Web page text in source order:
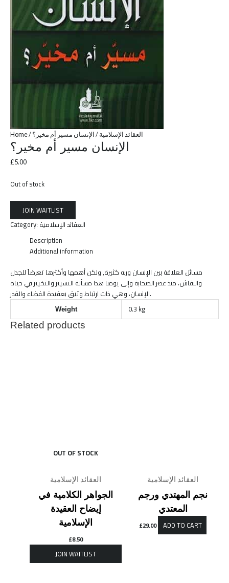
Home/ العقائد الإسلامية/ الإنسان مسير أم مخير؟
الإنسان مسير أم مخير؟
£5.00
Out of stock
Category: العقائد الإسلامية
Description
Additional information
مسائل العلاقة بين الإنسان وربه كثيرة, ولكن أهمها وأكثرها تعرضاً للجدل
والنقاش، منذ عصر الصحابة وإلى يومنا هذا مسألة التسيير والتخيير في حياة
الإنسان، وهي ذات ارتباط وثيق بعقيدة القضاء والقدر.
Weight 0.3 kg
Related products
OUT OF STOCK
العقائد الإسلامية
الجواهر الكلامية في
إيضاح العقيدة
الإسلامية
£8.50
العقائد الإسلامية
نجم المهتدي ورجم
المعتدي
£29.00 ADD TO CART